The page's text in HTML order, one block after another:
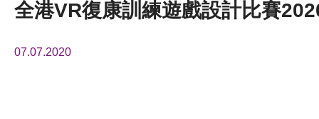
全港VR復康訓練遊戲設計比賽
07.07.2020